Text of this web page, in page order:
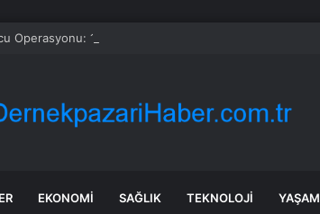
Operasyonu: 1.7 Milyon Hap Ele Geçirildi
EKONOMI SAĞLIK TEKNOLOJI YAŞAM